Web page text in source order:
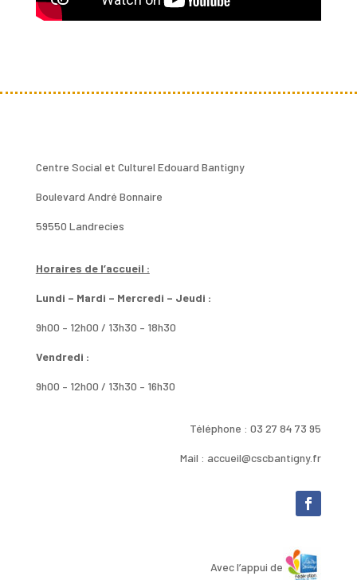
Centre Social et Culturel Edouard Bantigny
Boulevard André Bonnaire
59550 Landrecies
Horaires de l’accueil :
Lundi – Mardi – Mercredi – Jeudi :
9h00 – 12h00 / 13h30 – 18h30
Vendredi :
9h00 – 12h00 / 13h30 – 16h30
Téléphone : 03 27 84 73 95
Mail : accueil@cscbantigny.fr
Avec l’appui de